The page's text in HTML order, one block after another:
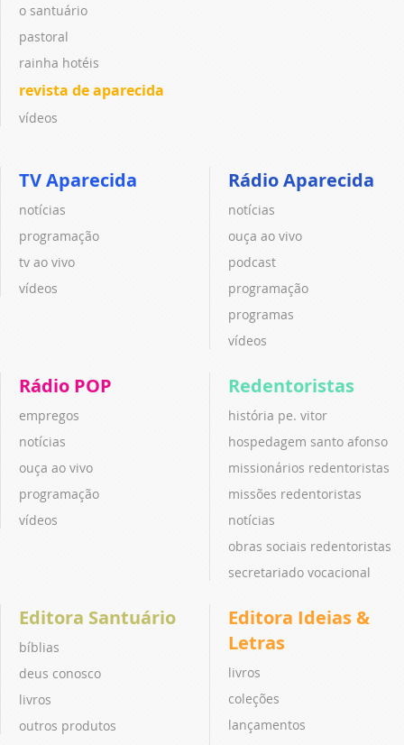
o santuário
pastoral
rainha hotéis
revista de aparecida
vídeos
TV Aparecida
notícias
programação
tv ao vivo
vídeos
Rádio Aparecida
notícias
ouça ao vivo
podcast
programação
programas
vídeos
Rádio POP
empregos
notícias
ouça ao vivo
programação
vídeos
Redentoristas
história pe. vitor
hospedagem santo afonso
missionários redentoristas
missões redentoristas
notícias
obras sociais redentoristas
secretariado vocacional
Editora Santuário
bíblias
deus conosco
livros
outros produtos
Editora Ideias &
Letras
livros
coleções
lançamentos